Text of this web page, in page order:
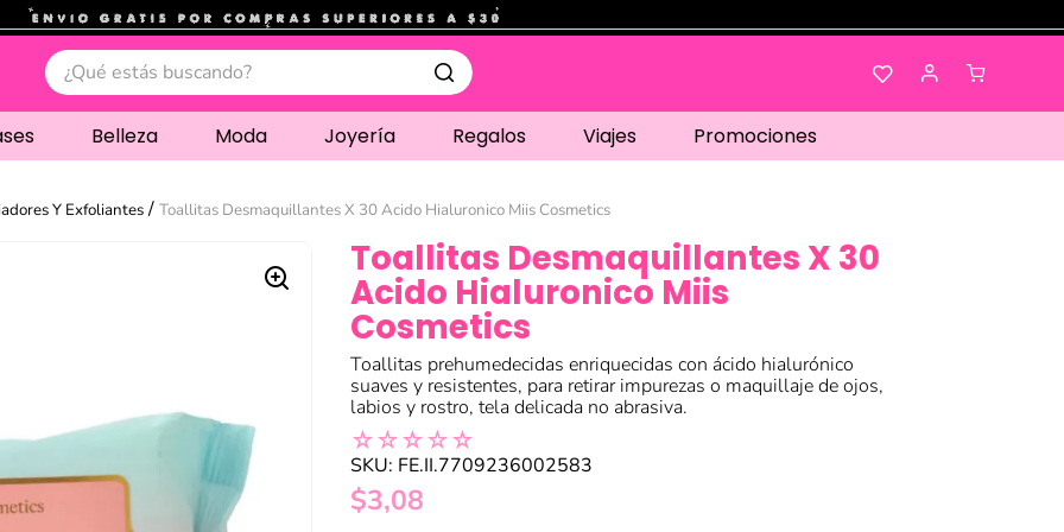
.
¿Qué estás buscando?
Belleza Moda Joyería Regalos Viajes Promociones
Y Exfoliantes Toallitas Desmaquillantes X 30 Acido Hialuronico Miis Cosmetics
Toallitas Desmaquillantes X 30
Acido Hialuronico Miis
Cosmetics
Toallitas prehumedecidas enriquecidas con ácido hialurónico
suaves y resistentes, para retirar impurezas o maquillaje de ojos,
labios y rostro, tela delicada no abrasiva.
☆☆☆☆☆
SKU: FE.II.7709236002583
$3,08